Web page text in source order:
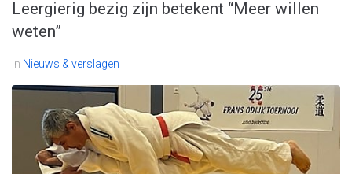
Leergierig bezig zijn betekent “Meer willen
weten”
In Nieuws & verslagen